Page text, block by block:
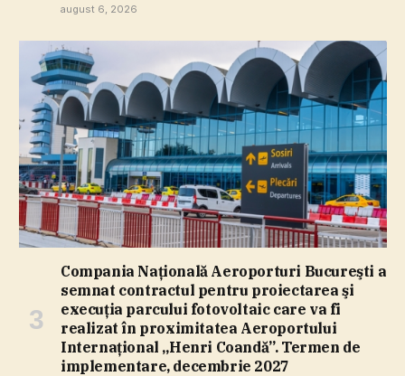
august 6, 2026
Compania Naţională Aeroporturi Bucureşti a
semnat contractul pentru proiectarea şi
execuţia parcului fotovoltaic care va fi
realizat în proximitatea Aeroportului
Internaţional „Henri Coandă”. Termen de
implementare, decembrie 2027